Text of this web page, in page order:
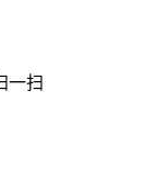
一扫